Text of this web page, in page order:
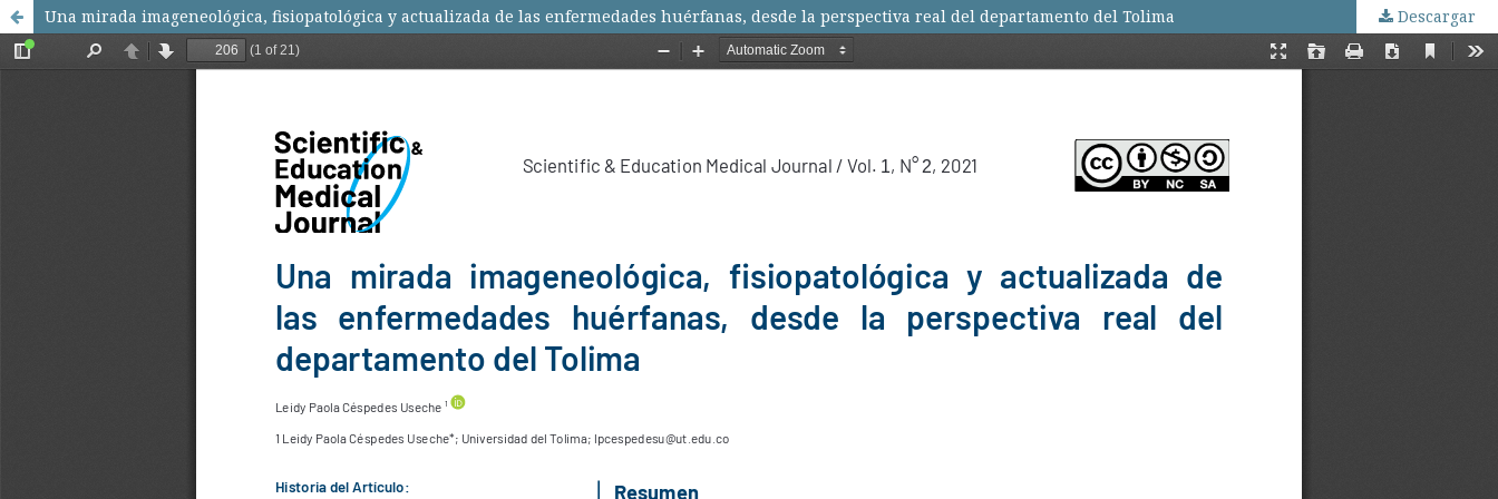
Una mirada imageneológica, fisiopatológica y actualizada de las enfermedades huérfanas, desde la perspectiva real del departamento del Tolima Descargar